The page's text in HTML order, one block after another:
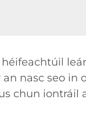
nasc seo
chun iontráil